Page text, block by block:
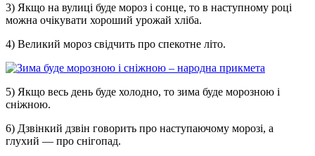
3) Якщо на вулиці буде мороз і сонце, то в наступному році
можна очікувати хороший урожай хліба.
4) Великий мороз свідчить про спекотне літо.
5) Якщо весь день буде холодно, то зима буде морозною і
сніжною.
6) Дзвінкий дзвін говорить про наступаючому морозі, а
глухий — про снігопад.